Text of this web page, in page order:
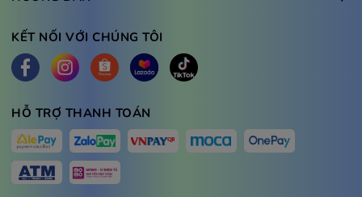
KẾT NỐI VỚI CHÚNG TÔI
HỖ TRỢ THANH TOÁN